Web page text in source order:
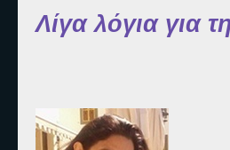
Λίγα λόγια για